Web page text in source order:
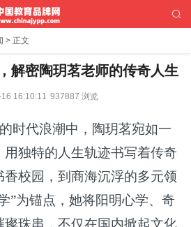
> 正文
解密陶玥茗老师的传奇人生
16:10:11 937887 浏览
时代浪潮中，陶玥茗宛如一
独特的人生轨迹书写着传奇
校园，到商海沉浮的多元领
”为锚点，她将阳明心学、奇
璨珠串，不仅在国内掀起文化